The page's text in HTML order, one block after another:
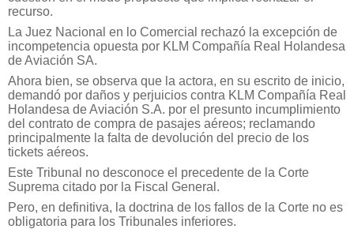
recurso.
La Juez Nacional en lo Comercial rechazó la excepción de
incompetencia opuesta por KLM Compañía Real Holandesa
de Aviación SA.
Ahora bien, se observa que la actora, en su escrito de inicio,
demandó por daños y perjuicios contra KLM Compañía Real
Holandesa de Aviación S.A. por el presunto incumplimiento
del contrato de compra de pasajes aéreos; reclamando
principalmente la falta de devolución del precio de los
tickets aéreos.
Este Tribunal no desconoce el precedente de la Corte
Suprema citado por la Fiscal General.
Pero, en definitiva, la doctrina de los fallos de la Corte no es
obligatoria para los Tribunales inferiores.